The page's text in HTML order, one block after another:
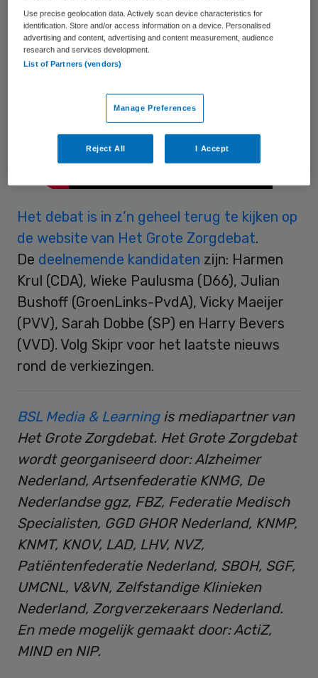
Het debat is in z’n geheel terug te kijken op
de website van Het Grote Zorgdebat.
De deelnemende kandidaten zijn: Harmen
Krul (CDA), Wieke Paulusma (D66), Julian
Bushoff (GroenLinks-PvdA), Vicky Maeijer
(PVV), Sarah Dobbe (SP) en Harry Bevers
(VVD). Volg Skipr voor het laatste nieuws
rond de verkiezingen.
BSL Media & Learningis mediapartner van
Het Grote Zorgdebat. Het Grote Zorgdebat
wordt georganiseerd door: Alzheimer
Nederland, Artsenfederatie KNMG, De
Nederlandse ggz, FBZ, Federatie Medisch
Specialisten, GGD GHOR Nederland, KNMP,
KNMT, KNOV, LAD, LHV, NVZ,
Patiëntenfederatie Nederland, SBOH, SGF,
UMCNL, V&VN, Zelfstandige Klinieken
Nederland, Zorgverzekeraars Nederland.
En mede mogelijk gemaakt door: ActiZ,
MIND en NIP.
Use precise geolocation data. Actively scan device characteristics for
identification. Store and/or access information on a device. Personalised
advertising and content, advertising and content measurement, audience
research and services development.
List of Partners (vendors)
Manage Preferences
Reject All I Accept